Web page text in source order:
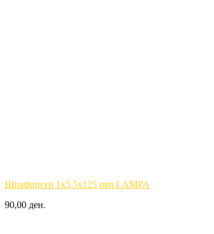
Шрафцигер 1x5,5x125 mm LAMPA
90,00 ден.